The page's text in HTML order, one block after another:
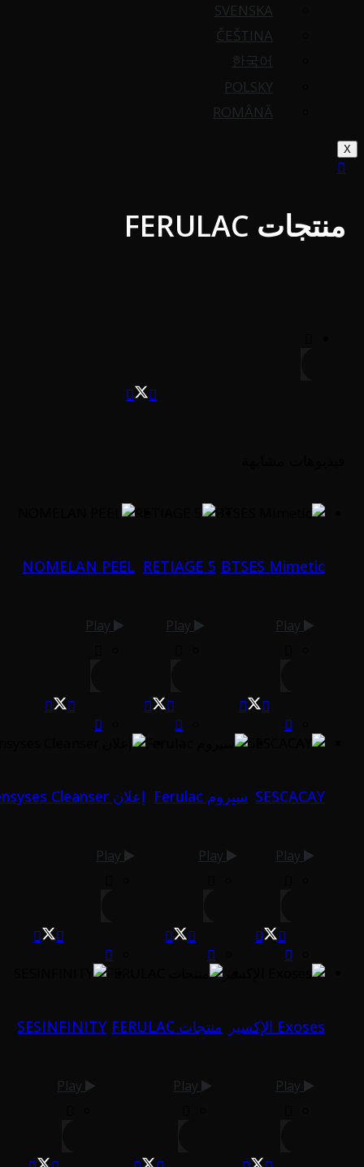
SVENSKA
ČEŠTINA
한국어
POLSKY
ROMÂNĂ
X
منتجات FERULAC
BTSES Mimetic
RETIAGE 5
NOMELAN PEEL
SESCACAY سيروم Ferulac إعلان Sensyses Cleanser
Exoses الإكسير منتجات FERULAC SESINFINITY